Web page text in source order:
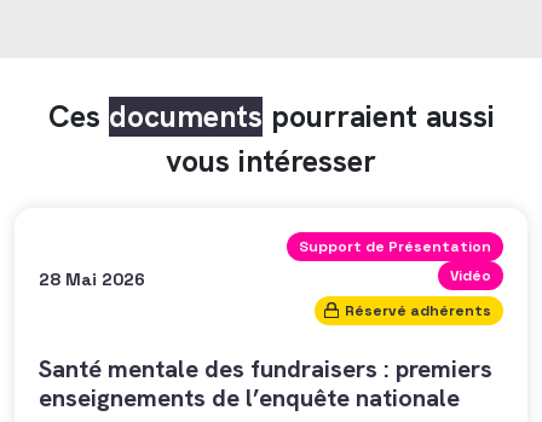
Ces documents pourraient aussi
vous intéresser
28 Mai 2026
Support de Présentation
Vidéo
Réservé adhérents
Santé mentale des fundraisers : premiers
enseignements de l’enquête nationale